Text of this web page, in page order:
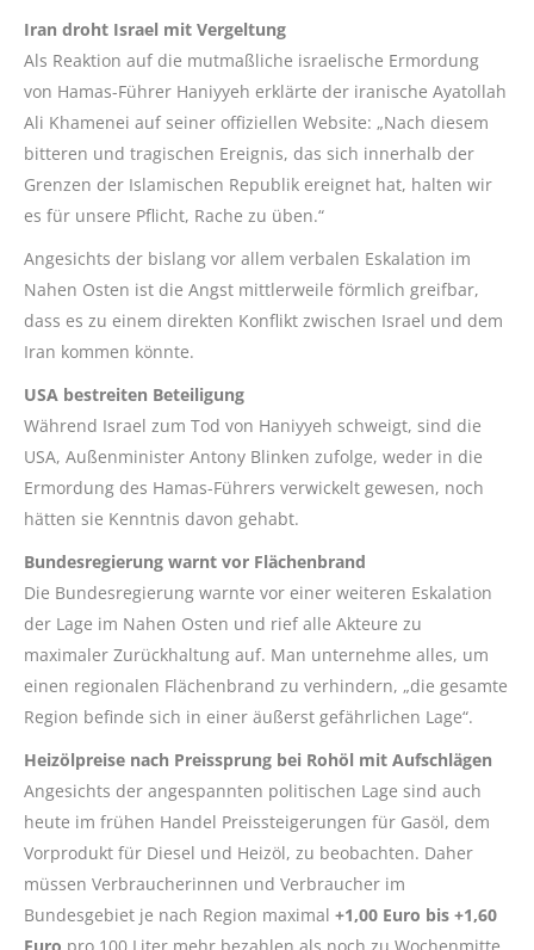
Iran droht Israel mit Vergeltung
Als Reaktion auf die mutmaßliche israelische Ermordung
von Hamas-Führer Haniyyeh erklärte der iranische Ayatollah
Ali Khamenei auf seiner offiziellen Website: „Nach diesem
bitteren und tragischen Ereignis, das sich innerhalb der
Grenzen der Islamischen Republik ereignet hat, halten wir
es für unsere Pflicht, Rache zu üben.“
Angesichts der bislang vor allem verbalen Eskalation im
Nahen Osten ist die Angst mittlerweile förmlich greifbar,
dass es zu einem direkten Konflikt zwischen Israel und dem
Iran kommen könnte.
USA bestreiten Beteiligung
Während Israel zum Tod von Haniyyeh schweigt, sind die
USA, Außenminister Antony Blinken zufolge, weder in die
Ermordung des Hamas-Führers verwickelt gewesen, noch
hätten sie Kenntnis davon gehabt.
Bundesregierung warnt vor Flächenbrand
Die Bundesregierung warnte vor einer weiteren Eskalation
der Lage im Nahen Osten und rief alle Akteure zu
maximaler Zurückhaltung auf. Man unternehme alles, um
einen regionalen Flächenbrand zu verhindern, „die gesamte
Region befinde sich in einer äußerst gefährlichen Lage“.
Heizölpreise nach Preissprung bei Rohöl mit Aufschlägen
Angesichts der angespannten politischen Lage sind auch
heute im frühen Handel Preissteigerungen für Gasöl, dem
Vorprodukt für Diesel und Heizöl, zu beobachten. Daher
müssen Verbraucherinnen und Verbraucher im
Bundesgebiet je nach Region maximal +1,00 Euro bis +1,60